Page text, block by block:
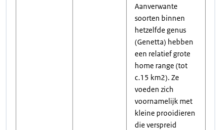
Aanverwante
soorten binnen
hetzelfde genus
(Genetta) hebben
een relatief grote
home range (tot
c.15 km2). Ze
voeden zich
voornamelijk met
kleine prooidieren
die verspreid